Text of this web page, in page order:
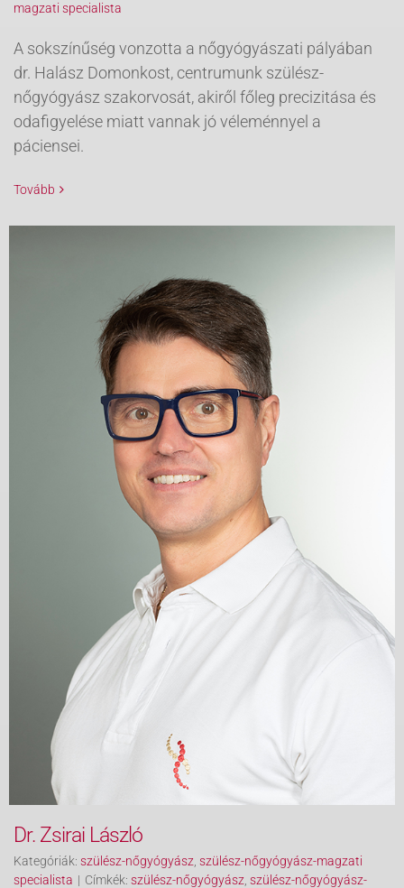
magzati specialista
A sokszínűség vonzotta a nőgyógyászati pályában
dr. Halász Domonkost, centrumunk szülész-
nőgyógyász szakorvosát, akiről főleg precizitása és
odafigyelése miatt vannak jó véleménnyel a
páciensei.
Tovább
Dr. Zsirai László
Kategóriák: szülész-nőgyógyász szülész-nőgyógyász-magzati
specialista | Címkék: szülész-nőgyógyász szülész-nőgyógyász-